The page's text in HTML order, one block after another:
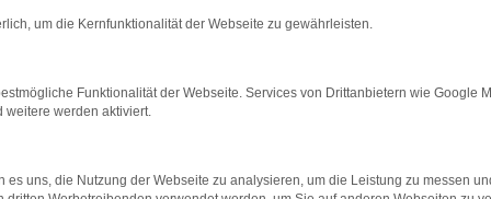
bestimmter Seiten verhindern. Funktioniert die Seite in
dem neuesten Stand sind.
kann auch dazu führen, dass bestimmte Funktionen nicht
um die Kernfunktionalität der Webseite zu gewährleisten.
Funktionalität der Webseite. Services von Drittanbietern wie Google
weitere werden aktiviert.
es uns, die Nutzung der Webseite zu analysieren, um die Leistung zu messen